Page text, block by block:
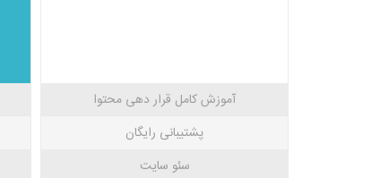
آموزش کامل قرار دهی محتوا
پشتیبانی رایگان
سئو سایت